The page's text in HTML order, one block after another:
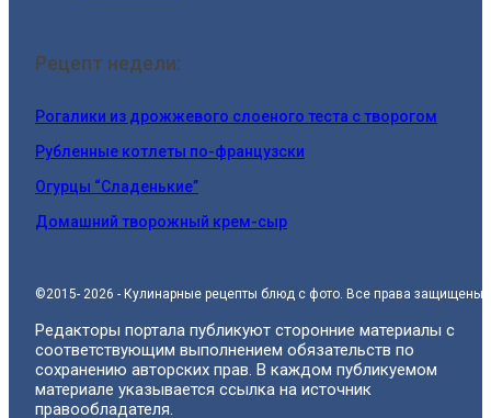
Рецепт недели:
Рогалики из дрожжевого слоеного теста с творогом
Рубленные котлеты по-французски
Огурцы “Сладенькие”
Домашний творожный крем-сыр
©2015- 2026 - Кулинарные рецепты блюд с фото. Все права защищены.
Редакторы портала публикуют сторонние материалы с
соответствующим выполнением обязательств по
сохранению авторских прав. В каждом публикуемом
материале указывается ссылка на источник
правообладателя.